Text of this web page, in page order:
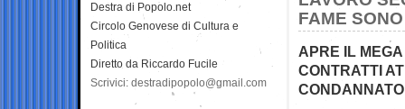
FAME
APRE IL
CONTRATTI
Destra di Popolo.net
Circolo Genovese di Cultura e
Politica
Diretto da Riccardo Fucile
Scrivici: destradipopolo@gmail.com